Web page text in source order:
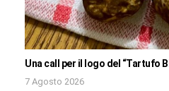
Una call per il logo del “Tartufo
7 Agosto 2026